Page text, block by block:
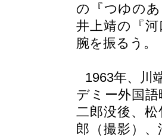
の『つゆの
井上靖の『
腕を振るう。
1963年、川
デミー外国
二郎没後、
郎（撮影）